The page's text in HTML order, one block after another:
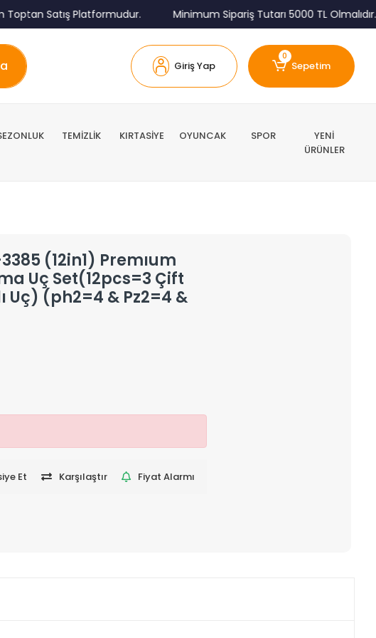
Satış Platformudur. Minimum Sipariş Tutarı 5000 TL Olmalıdır.
Giriş Yap
0
Sepetim
TEMİZLİK KIRTASİYE OYUNCAK SPOR
YENİ
ÜRÜNLER
(12in1) Premıum
Uç Set(12pcs=3 Çift
Uç) (ph2=4 & Pz2=4 &
Et Karşılaştır Fiyat Alarmı